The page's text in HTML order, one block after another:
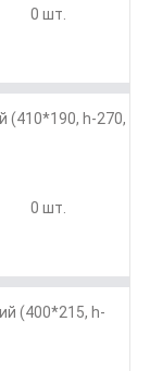
0 шт.
(410*190, h-270,
0 шт.
(400*215, h-